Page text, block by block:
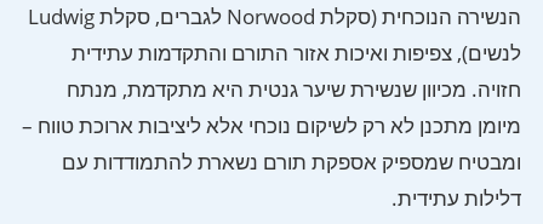
הנשירה הנוכחית (סקלת Norwood לגברים, סקלת Ludwig
לנשים), צפיפות ואיכות אזור התורם והתקדמות עתידית
חזויה. מכיוון שנשירת שיער גנטית היא מתקדמת, מנתח
מיומן מתכנן לא רק לשיקום נוכחי אלא ליציבות ארוכת טווח –
ומבטיח שמספיק אספקת תורם נשארת להתמודדות עם
דלילות עתידית.